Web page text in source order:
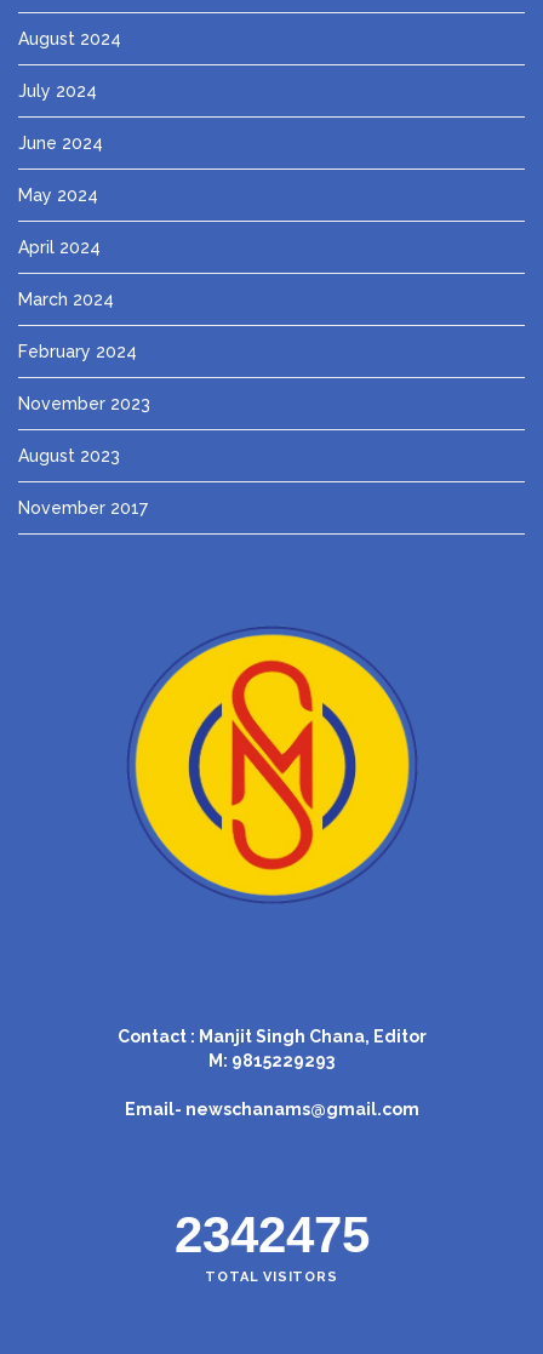
August 2024
July 2024
June 2024
May 2024
April 2024
March 2024
February 2024
November 2023
August 2023
November 2017
Contact : Manjit Singh Chana, Editor
M: 9815229293
Email- newschanams@gmail.com
2342475
TOTAL VISITORS